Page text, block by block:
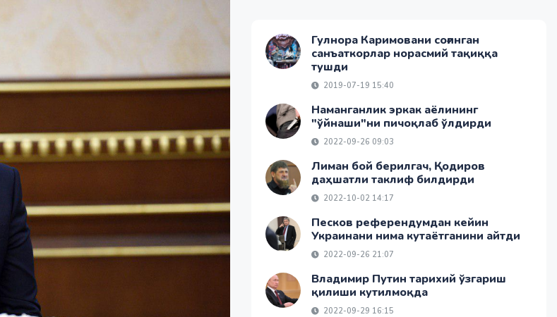
Гулнора Каримовани соғинган
санъаткорлар норасмий тақиққа
тушди
2019-07-19 15:40
Наманганлик эркак аёлининг
"ўйнаши"ни пичоқлаб ўлдирди
2022-09-26 09:03
Лиман бой берилгач, Қодиров
даҳшатли таклиф билдирди
2022-10-02 14:17
Песков референдумдан кейин
Украинани нима кутаётганини айтди
2022-09-26 21:07
Владимир Путин тарихий ўзгариш
қилиши кутилмоқда
2022-09-29 16:15